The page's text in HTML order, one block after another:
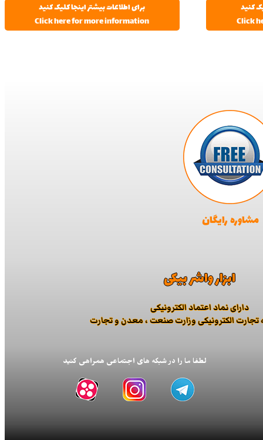
کنید
Click
برای اطلاعات بیشتر اینجا کلیک کنید
Click here for more information
مشاوره رایگان
ابزار واشر بیکی
دارای نماد اعتماد الكترونیكی
تجارت الكترونیكی وزارت صنعت ، معدن و تجارت
لطفا ما را در شبکه های اجتماعی همراهی کنید